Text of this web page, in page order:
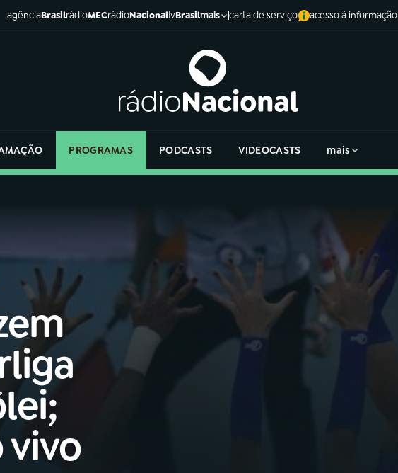
agênciaBrasilrádioMECrádioNacionaltvBrasilmais carta de serviço acesso à informação
PROGRAMAS PODCASTS VIDEOCASTS mais
vivo